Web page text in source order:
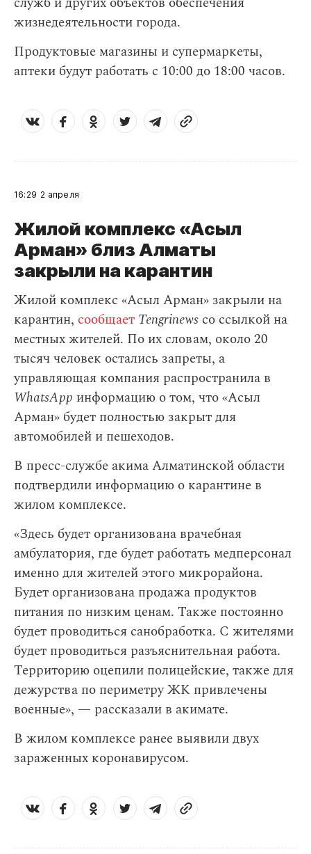
жизнедеятельности города.
Продуктовые магазины и супермаркеты,
аптеки будут работать с 10:00 до 18:00 часов.
16:29 2 апреля
Жилой комплекс «Асыл
Арман» близ Алматы
закрыли на карантин
Жилой комплекс «Асыл Арман» закрыли на
карантин, сообщает Tengrinews со ссылкой на
местных жителей. По их словам, около 20
тысяч человек остались запреты, а
управляющая компания распространила в
WhatsApp информацию о том, что «Асыл
Арман» будет полностью закрыт для
автомобилей и пешеходов.
В пресс-службе акима Алматинской области
подтвердили информацию о карантине в
жилом комплексе.
«Здесь будет организована врачебная
амбулатория, где будет работать медперсонал
именно для жителей этого микрорайона.
Будет организована продажа продуктов
питания по низким ценам. Также постоянно
будет проводиться санобработка. С жителями
будет проводиться разъяснительная работа.
Территорию оцепили полицейские, также для
дежурства по периметру ЖК привлечены
военные», — рассказали в акимате.
В жилом комплексе ранее выявили двух
зараженных коронавирусом.